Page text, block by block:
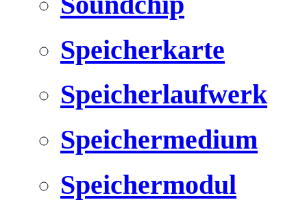
Speicherkarte
Speicherlaufwerk
Speichermedium
Speichermodul